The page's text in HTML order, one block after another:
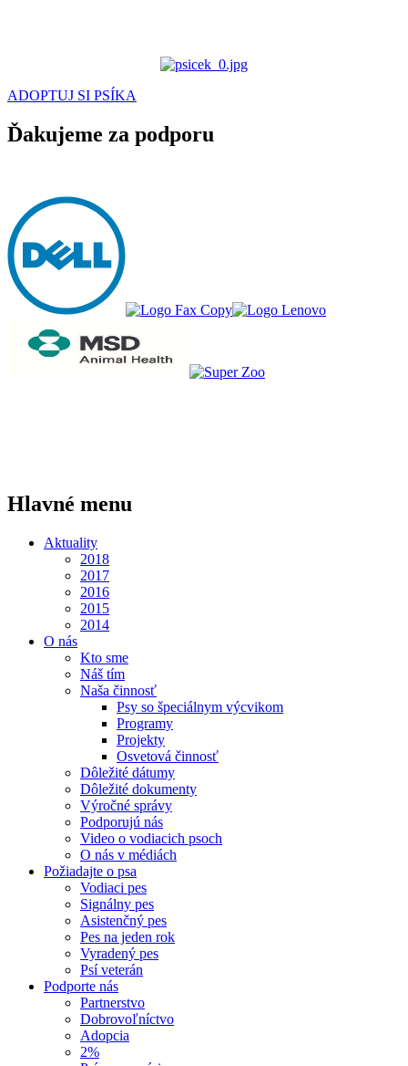
ADOPTUJ SI PSÍKA
Ďakujeme za podporu
Hlavné menu
Aktuality
2018
2017
2016
2015
2014
O nás
Kto sme
Náš tím
Naša činnosť
Psy so špeciálnym výcvikom
Programy
Projekty
Osvetová činnosť
Dôležité dátumy
Dôležité dokumenty
Výročné správy
Podporujú nás
Video o vodiacich psoch
O nás v médiách
Požiadajte o psa
Vodiaci pes
Signálny pes
Asistenčný pes
Pes na jeden rok
Vyradený pes
Psí veterán
Podporte nás
Partnerstvo
Dobrovoľníctvo
Adopcia
2%